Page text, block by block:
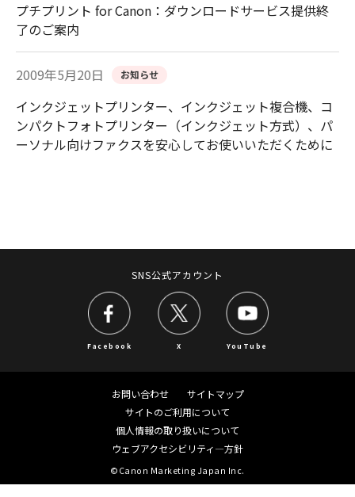
プチプリント for Canon：ダウンロードサービス提供終
了のご案内
2009年5月20日 お知らせ
インクジェットプリンター、インクジェット複合機、コ
ンパクトフォトプリンター（インクジェット方式）、パ
ーソナル向けファクスを安心してお使いいただくために
SNS公式アカウント
Facebook X YouTube
お問い合わせ
サイトマップ
サイトのご利用について
個人情報の取り扱いについて
ウェブアクセシビリティ―方針
©Canon Marketing Japan Inc.